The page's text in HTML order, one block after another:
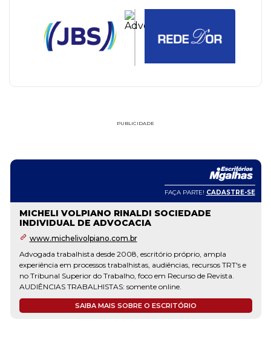
PUBLICIDADE
FAÇA PARTE! CADASTRE-SE
MICHELI VOLPIANO RINALDI SOCIEDADE
INDIVIDUAL DE ADVOCACIA
www.michelivolpiano.com.br
Advogada trabalhista desde 2008, escritório próprio, ampla
experiência em processos trabalhistas, audiências, recursos TRT's e
no Tribunal Superior do Trabalho, foco em Recurso de Revista.
AUDIÊNCIAS TRABALHISTAS: somente online.
SAIBA MAIS SOBRE O ESCRITÓRIO